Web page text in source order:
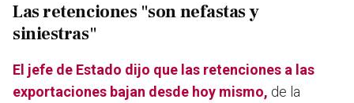
Las retenciones "son nefastas y
siniestras"
El jefe de Estado dijo que las retenciones a las
exportaciones bajan desde hoy mismo, de la